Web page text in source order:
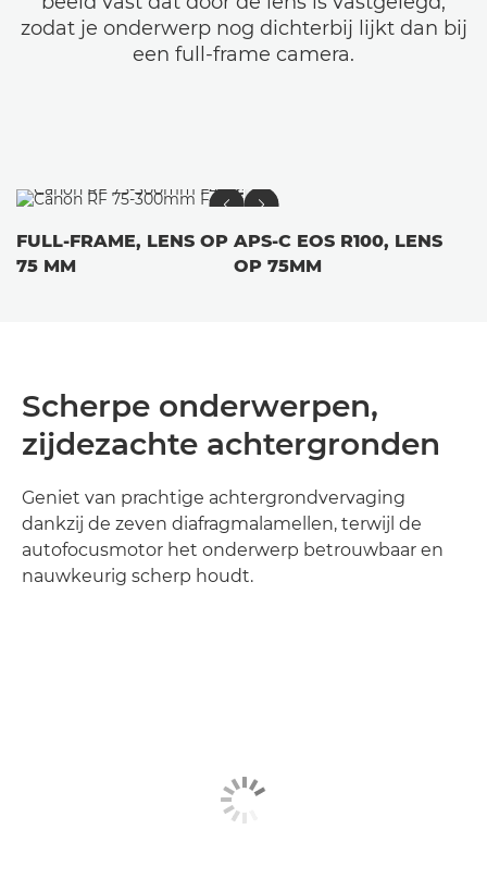
zodat je onderwerp nog dichterbij lijkt dan bij
een full-frame camera.
FULL-FRAME, LENS OP
75 MM
APS-C EOS R100, LENS
OP 75MM
Scherpe onderwerpen,
zijdezachte achtergronden
Geniet van prachtige achtergrondvervaging
dankzij de zeven diafragmalamellen, terwijl de
autofocusmotor het onderwerp betrouwbaar en
nauwkeurig scherp houdt.